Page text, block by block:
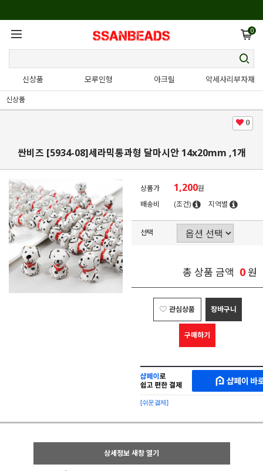
0
신상품 모루인형 아크릴 악세사리부자재
신상품
0
싼비즈 [5934-08]세라믹통과형 달마시안 14x20mm ,1개
상품가 1,200원
배송비
(조건) 지역별
선택
총 상품 금액 0원
관심상품 장바구니
구매하기
MAKESHOP
SHOPPAY
로
간
구
샵
페
페
이
구
[쉬운결제]
상세정보 새창 열기